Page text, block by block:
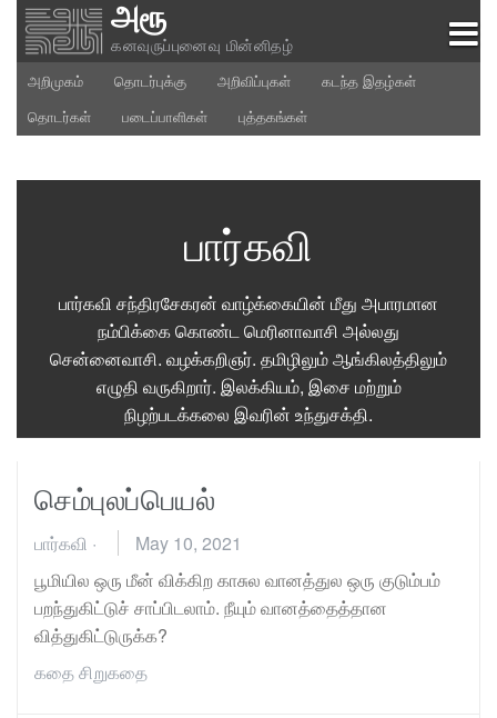
Skip
content
அரூ
கனவுருப்புனைவு மின்னிதழ்
அறிமுகம் தொடர்புக்கு அறிவிப்புகள்
கடந்த இதழ்கள்
தொடர்கள்
படைப்பாளிகள் புத்தகங்கள்
பார்கவி
பார்கவி சந்திரசேகரன் வாழ்க்கையின் மீது அபாரமான
நம்பிக்கை கொண்ட மெரினாவாசி அல்லது
சென்னைவாசி. வழக்கறிஞர். தமிழிலும் ஆங்கிலத்திலும்
எழுதி வருகிறார். இலக்கியம், இசை மற்றும்
நிழற்படக்கலை இவரின் உந்துசக்தி.
செம்புலப்பெயல்
பார்கவி ·
May 10, 2021
பூமியில ஒரு மீன் விக்கிற காசுல வானத்துல ஒரு குடும்பம்
பறந்துகிட்டுச் சாப்பிடலாம். நீயும் வானத்தைத்தான
வித்துகிட்டுருக்க?
கதைசிறுகதை